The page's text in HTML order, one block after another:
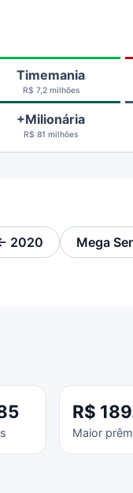
Timemania
R$ 7,2 milhões
+Milionária
R$ 81 milhões
2020 Mega
R$
Maior